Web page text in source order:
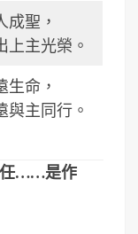
聖，
上主光榮。
命，
與主同行。
任……是作